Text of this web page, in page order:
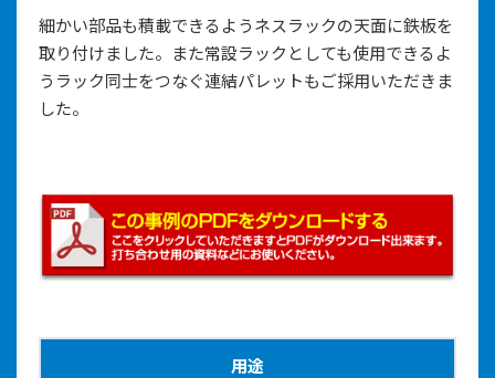
細かい部品も積載できるようネスラックの天面に鉄板を
取り付けました。また常設ラックとしても使用できるよ
うラック同士をつなぐ連結パレットもご採用いただきま
した。
用途